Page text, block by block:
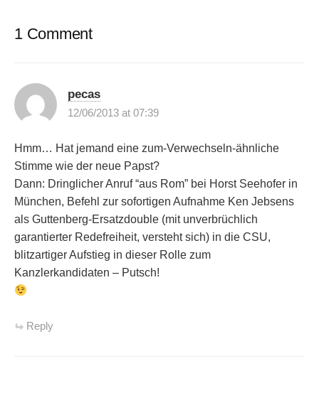
1 Comment
pecas
12/06/2013 at 07:39
Hmm… Hat jemand eine zum-Verwechseln-ähnliche
Stimme wie der neue Papst?
Dann: Dringlicher Anruf “aus Rom” bei Horst Seehofer in
München, Befehl zur sofortigen Aufnahme Ken Jebsens
als Guttenberg-Ersatzdouble (mit unverbrüchlich
garantierter Redefreiheit, versteht sich) in die CSU,
blitzartiger Aufstieg in dieser Rolle zum
Kanzlerkandidaten – Putsch!
Reply